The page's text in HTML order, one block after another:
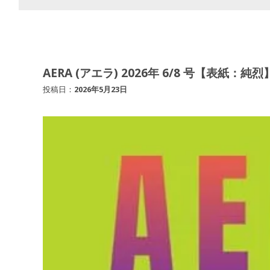
AERA (アエラ) 2026年 6/8 号【表紙：純烈
投稿日： 2026年5月23日